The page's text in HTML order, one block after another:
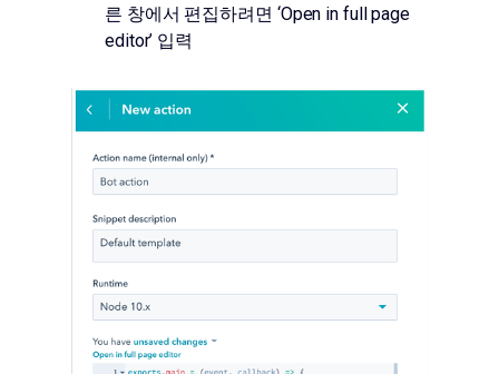
른 창에서 편집하려면 ‘Open in full page
editor’ 입력